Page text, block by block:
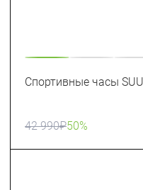
Спортивные часы
42 990₽50%